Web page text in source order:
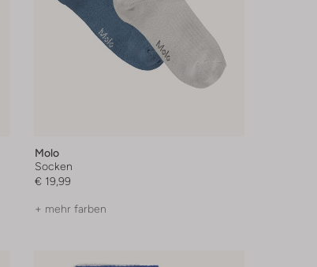
Molo
Socken
€ 19,99
+ mehr farben